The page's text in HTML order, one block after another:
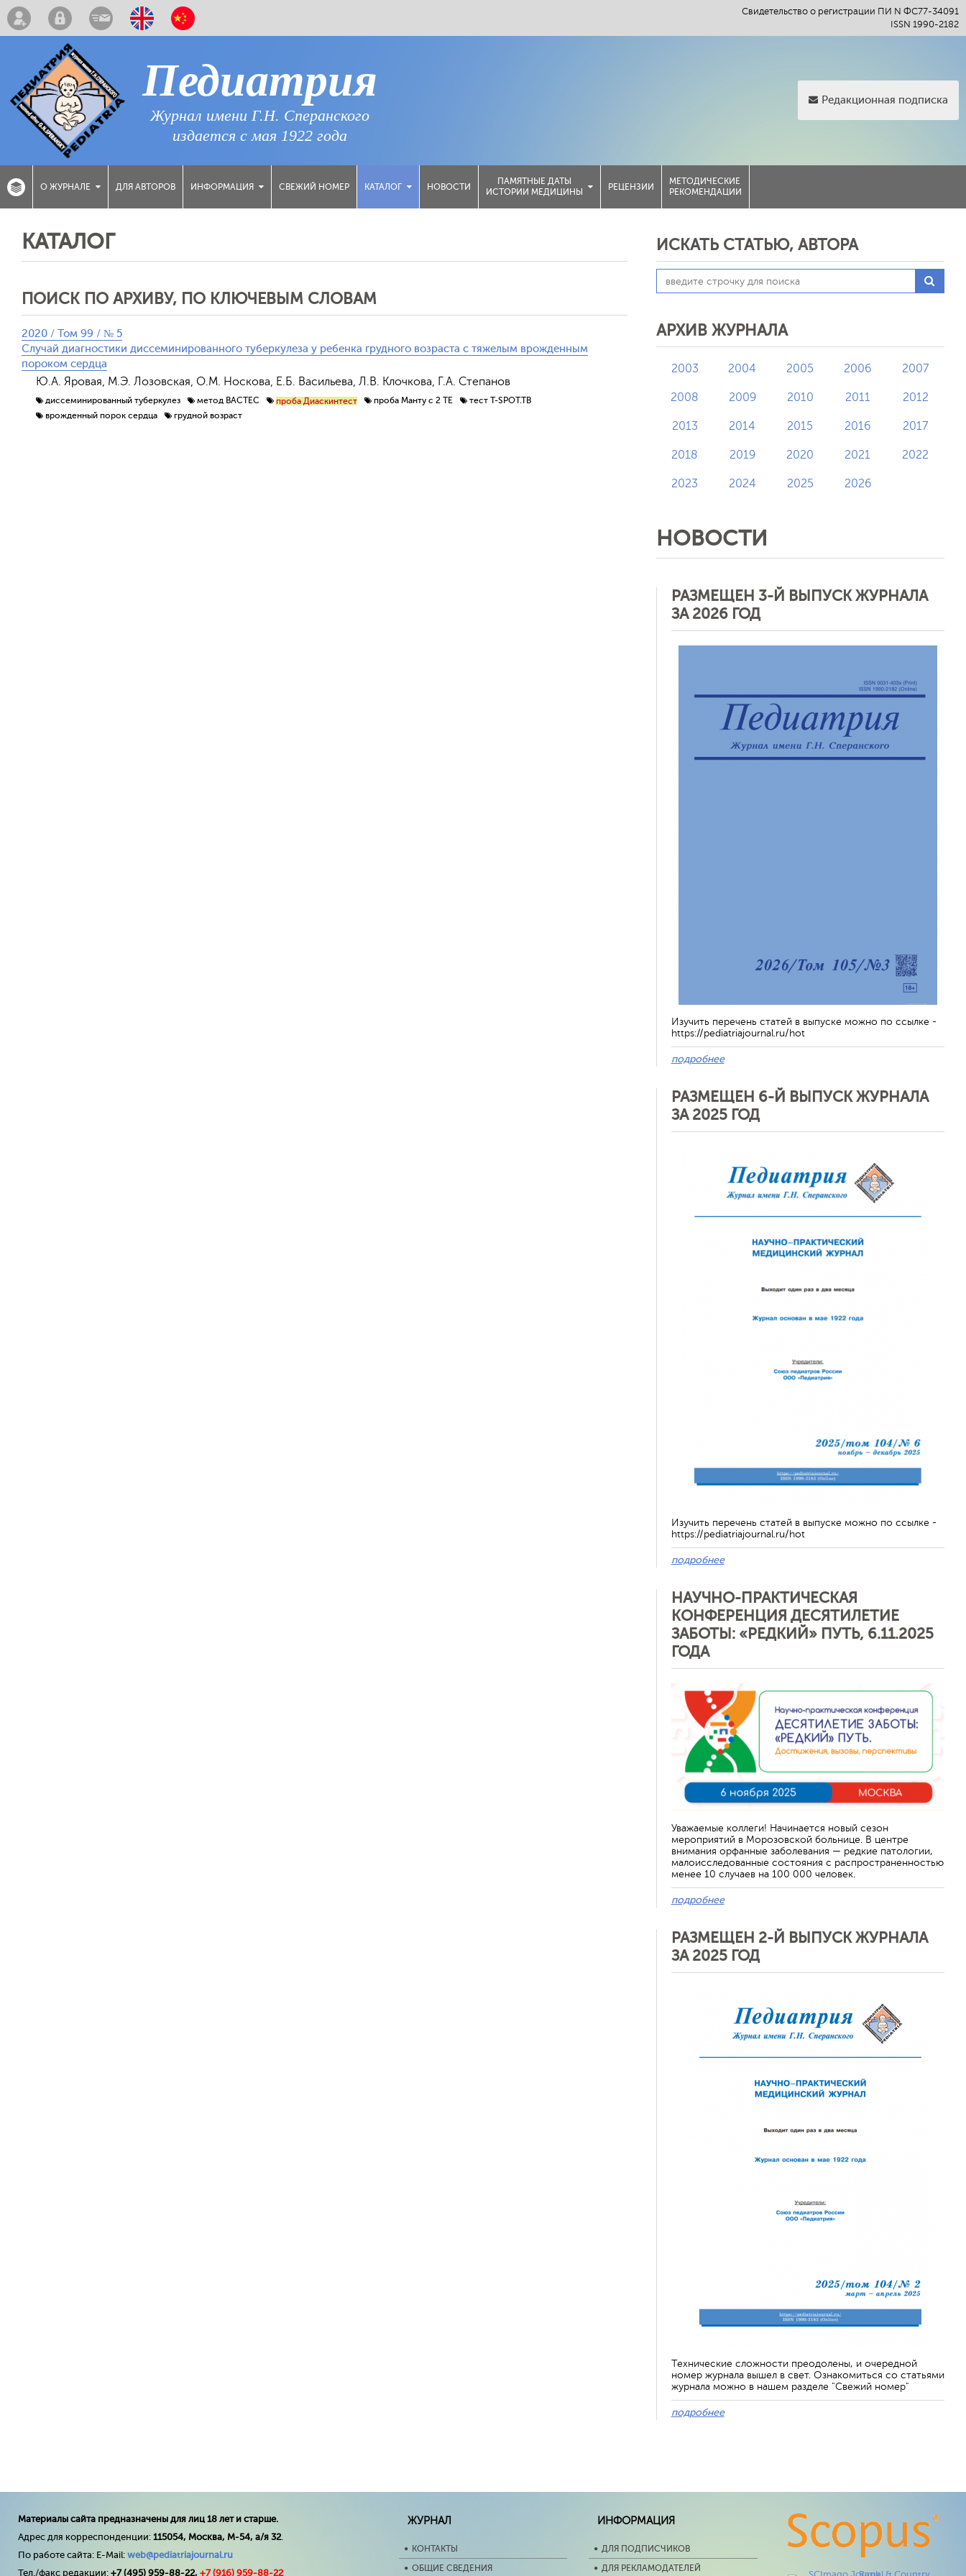
Свидетельство о регистрации ПИ N ФС77-34091
ISSN 1990-2182
Педиатрия
Журнал имени Г.Н. Сперанского
издается с мая 1922 года
Редакционная подписка
О ЖУРНАЛЕ ДЛЯ АВТОРОВ ИНФОРМАЦИЯ СВЕЖИЙ НОМЕР КАТАЛОГ НОВОСТИ
ПАМЯТНЫЕ ДАТЫ
ИСТОРИИ МЕДИЦИНЫ
РЕЦЕНЗИИ
МЕТОДИЧЕСКИЕ
РЕКОМЕНДАЦИИ
КАТАЛОГ
ПОИСК ПО АРХИВУ, ПО КЛЮЧЕВЫМ СЛОВАМ
2020 / Том 99 / № 5
Случай диагностики диссеминированного туберкулеза у ребенка грудного возраста с тяжелым врожденным
пороком сердца
Ю.А. Яровая, М.Э. Лозовская, О.М. Носкова, Е.Б. Васильева, Л.В. Клочкова, Г.А. Степанов
диссеминированный туберкулез метод BACTEC проба Диаскинтест проба Манту с 2 ТЕ
тест T-SPOT.TB
врожденный порок сердца
грудной возраст
ИСКАТЬ СТАТЬЮ, АВТОРА
АРХИВ ЖУРНАЛА
2003 2004 2005 2006 2007
2008 2009 2010 2011 2012
2013 2014 2015 2016 2017
2018 2019 2020 2021 2022
2023 2024 2025 2026
НОВОСТИ
РАЗМЕЩЕН 3-Й ВЫПУСК ЖУРНАЛА
ЗА 2026 ГОД
Изучить перечень статей в выпуске можно по ссылке -
https://pediatriajournal.ru/hot
подробнее
РАЗМЕЩЕН 6-Й ВЫПУСК ЖУРНАЛА
ЗА 2025 ГОД
Изучить перечень статей в выпуске можно по ссылке -
https://pediatriajournal.ru/hot
подробнее
НАУЧНО-ПРАКТИЧЕСКАЯ
КОНФЕРЕНЦИЯ ДЕСЯТИЛЕТИЕ
ЗАБОТЫ: «РЕДКИЙ» ПУТЬ, 6.11.2025
ГОДА
Уважаемые коллеги! Начинается новый сезон
мероприятий в Морозовской больнице. В центре
внимания орфанные заболевания — редкие патологии,
малоисследованные состояния с распространенностью
менее 10 случаев на 100 000 человек.
подробнее
РАЗМЕЩЕН 2-Й ВЫПУСК ЖУРНАЛА
ЗА 2025 ГОД
Технические сложности преодолены, и очередной
номер журнала вышел в свет. Ознакомиться со статьями
журнала можно в нашем разделе "Свежий номер"
подробнее
Материалы сайта предназначены для лиц 18 лет и старше.
Адрес для корреспонденции: 115054, Москва, М-54, а/я 32.
По работе сайта: E-Mail: web@pediatriajournal.ru
Тел./факс редакции: +7 (495) 959-88-22, +7 (916) 959-88-22
ЖУРНАЛ
КОНТАКТЫ
ОБЩИЕ СВЕДЕНИЯ
ИНФОРМАЦИЯ
ДЛЯ ПОДПИСЧИКОВ
ДЛЯ РЕКЛАМОДАТЕЛЕЙ
Обратная связь
Отменить